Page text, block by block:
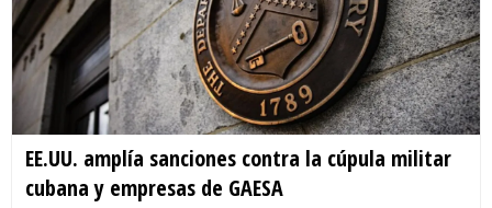
EE.UU. amplía sanciones contra la cúpula militar
cubana y empresas de GAESA